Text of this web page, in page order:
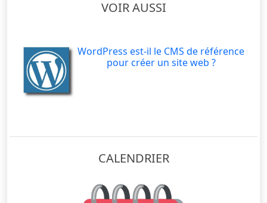
VOIR AUSSI
WordPress est-il le CMS de référence
pour créer un site web ?
CALENDRIER